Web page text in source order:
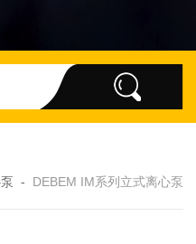
- DEBEM IM系列立式离心泵